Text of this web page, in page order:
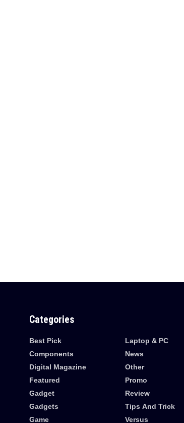
Categories
Best Pick
Components
Digital Magazine
Featured
Gadget
Gadgets
Game
Laptop & PC
News
Other
Promo
Review
Tips And Trick
Versus